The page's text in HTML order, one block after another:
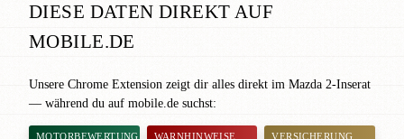
DIESE DATEN DIREKT AUF
MOBILE.DE
Unsere Chrome Extension zeigt dir alles direkt im Mazda 2-Inserat
— während du auf mobile.de suchst:
MOTORBEWERTUNG WARNHINWEISE VERSICHERUNG